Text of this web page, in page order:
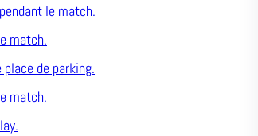
le match.
match.
de parking.
match.